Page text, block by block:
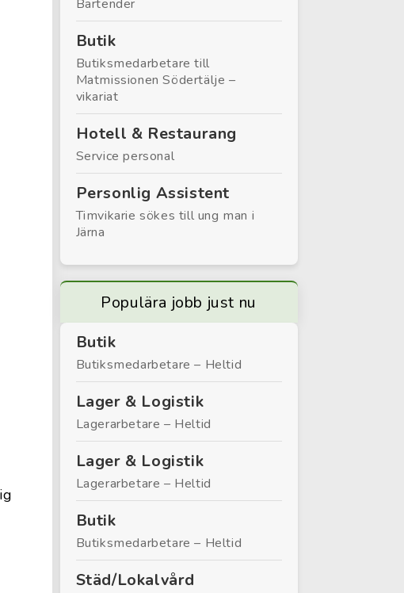
Bartender
Butik
Butiksmedarbetare till
Matmissionen Södertälje –
vikariat
Hotell & Restaurang
Service personal
Personlig Assistent
Timvikarie sökes till ung man i
Järna
Populära jobb just nu
Butik
Butiksmedarbetare – Heltid
Lager & Logistik
Lagerarbetare – Heltid
Lager & Logistik
Lagerarbetare – Heltid
Butik
Butiksmedarbetare – Heltid
Städ/Lokalvård